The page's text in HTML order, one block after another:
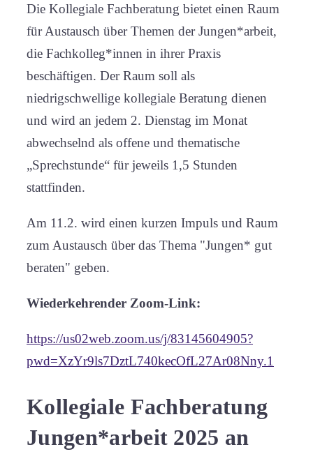
gut
beraten
Die Kollegiale Fachberatung bietet einen Raum
für Austausch über Themen der Jungen*arbeit,
die Fachkolleg*innen in ihrer Praxis
beschäftigen. Der Raum soll als
niedrigschwellige kollegiale Beratung dienen
und wird an jedem 2. Dienstag im Monat
abwechselnd als offene und thematische
„Sprechstunde“ für jeweils 1,5 Stunden
stattfinden.
Am 11.2. wird einen kurzen Impuls und Raum
zum Austausch über das Thema "Jungen* gut
beraten" geben.
Wiederkehrender Zoom-Link:
https://us02web.zoom.us/j/83145604905?
pwd=XzYr9ls7DztL740kecOfL27Ar08Nny.1
Kollegiale Fachberatung
Jungen*arbeit 2025 an